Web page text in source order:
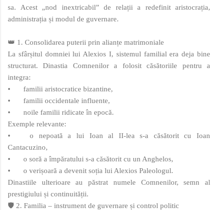
sa. Acest „nod inextricabil” de relații a redefinit aristocrația,
administrația și modul de guvernare.
👑 1. Consolidarea puterii prin alianțe matrimoniale
La sfârșitul domniei lui Alexios I, sistemul familial era deja bine
structurat. Dinastia Comnenilor a folosit căsătoriile pentru a
integra:
•
familii aristocratice bizantine,
•
familii occidentale influente,
•
noile familii ridicate în epocă.
Exemple relevante:
•
o nepoată a lui Ioan al II‑lea s‑a căsătorit cu Ioan
Cantacuzino,
•
o soră a împăratului s‑a căsătorit cu un Anghelos,
•
o verișoară a devenit soția lui Alexios Paleologul.
Dinastiile ulterioare au păstrat numele Comnenilor, semn al
prestigiului și continuității.
🛡️ 2. Familia – instrument de guvernare și control politic